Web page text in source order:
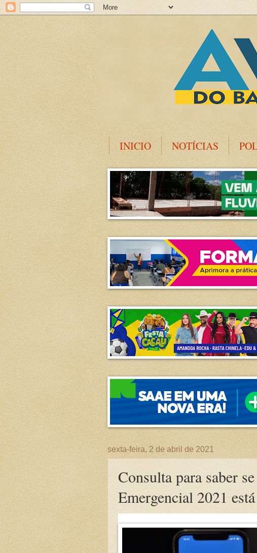
INICIO NOTÍCIAS
sexta-feira, 2 de abril de 2021
Consulta para saber
Emergencial 2021